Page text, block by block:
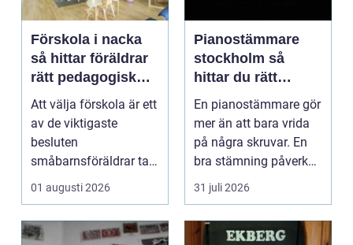
Förskola i nacka
så hittar föräldrar
rätt pedagogisk
trygghet
Att välja förskola är ett
av de viktigaste
besluten
småbarnsföräldrar tar.
Omsorg, trygghet,
pedagog...
01 augusti 2026
Pianostämmare
stockholm så
hittar du rätt
expert för ditt
piano
En pianostämmare gör
mer än att bara vrida
på några skruvar. En
bra stämning påverkar
hur pianot låt...
31 juli 2026